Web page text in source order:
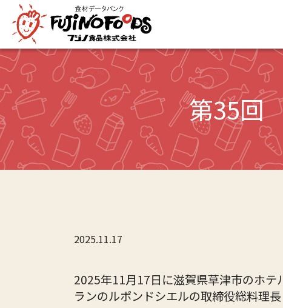
第35回
2025.11.17
2025年11月17日に滋賀県草津市のホテ
ランのルポンドシエルの取締役総料理